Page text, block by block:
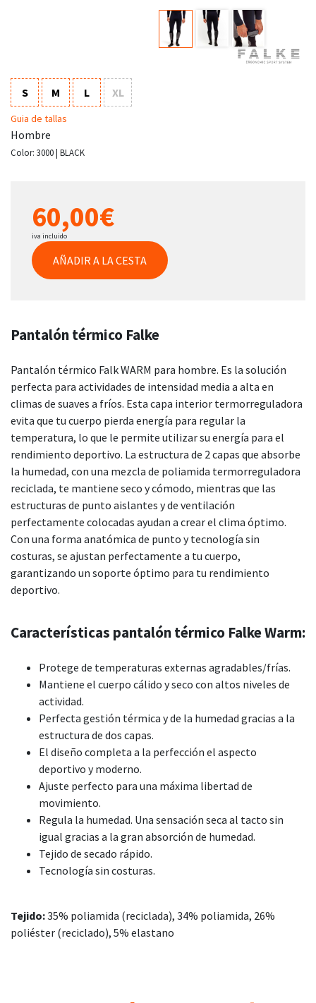
S M L XL
Guia de tallas
Hombre
Color: 3000 | BLACK
60,00€
iva incluido
AÑADIR A LA CESTA
Pantalón térmico Falke
Pantalón térmico Falk WARM para hombre. Es la solución
perfecta para actividades de intensidad media a alta en
climas de suaves a fríos. Esta capa interior termorreguladora
evita que tu cuerpo pierda energía para regular la
temperatura, lo que le permite utilizar su energía para el
rendimiento deportivo. La estructura de 2 capas que absorbe
la humedad, con una mezcla de poliamida termorreguladora
reciclada, te mantiene seco y cómodo, mientras que las
estructuras de punto aislantes y de ventilación
perfectamente colocadas ayudan a crear el clima óptimo.
Con una forma anatómica de punto y tecnología sin
costuras, se ajustan perfectamente a tu cuerpo,
garantizando un soporte óptimo para tu rendimiento
deportivo.
Características pantalón térmico Falke Warm:
Protege de temperaturas externas agradables/frías.
Mantiene el cuerpo cálido y seco con altos niveles de
actividad.
Perfecta gestión térmica y de la humedad gracias a la
estructura de dos capas.
El diseño completa a la perfección el aspecto
deportivo y moderno.
Ajuste perfecto para una máxima libertad de
movimiento.
Regula la humedad. Una sensación seca al tacto sin
igual gracias a la gran absorción de humedad.
Tejido de secado rápido.
Tecnología sin costuras.
Tejido:35% poliamida (reciclada), 34% poliamida, 26%
poliéster (reciclado), 5% elastano